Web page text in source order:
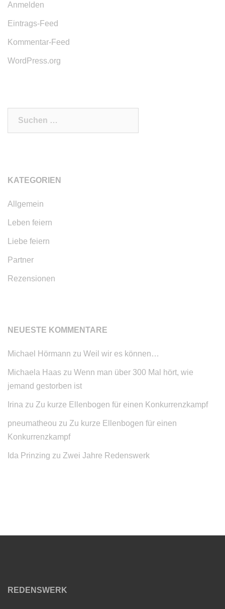
Anmelden
Eintrags-Feed
Kommentar-Feed
WordPress.org
KATEGORIEN
Allgemein
Leben feiern
Liebe feiern
Partner
Rezensionen
NEUESTE KOMMENTARE
Michael Hörmann zu Weil wir es können…
Michaela Haas zu Wenn man über 300 Mal hört, wie
jemand gestorben ist
Irina zu Zu kurze Ellenbogen für einen Konkurrenzkampf
pneumatheou zu Zu kurze Ellenbogen für einen
Konkurrenzkampf
Ida Prinzing zu Zwei Jahre Redenswerk
REDENSWERK